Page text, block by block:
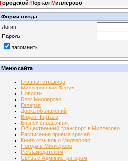
Городской Портал Миллерово
Форма входа
Логин:
Пароль:
запомнить
Меню сайта
Главная страница
Миллеровский Форум
Новости
Блог Миллерово
Галерея
Доска объявлений
Видео Портала
Бизнес справочник
Общественный транспорт в Миллерово
Расписание приема врачей
Книга отзывов о Миллерово
Погода в Миллерово
Рекламодателям
Связь с Администратором